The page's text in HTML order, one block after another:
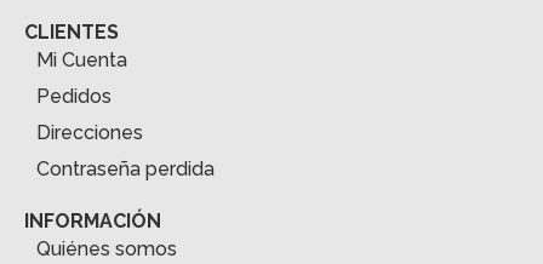
CLIENTES
Mi Cuenta
Pedidos
Direcciones
Contraseña perdida
INFORMACIÓN
Quiénes somos